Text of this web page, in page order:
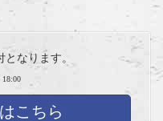
なります。
こちら